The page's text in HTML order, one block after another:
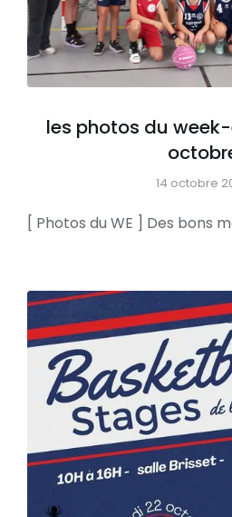
les photos du week-
14 octobre